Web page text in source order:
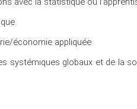
économie appliquée
systémiques globaux et de la